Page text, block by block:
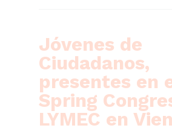
Jóvenes de
Ciudadanos,
presentes en
Spring
LYMEC en